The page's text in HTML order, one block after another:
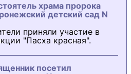
храма пророка
детский сад N
приняли участие в
"Пасха красная".
посетил